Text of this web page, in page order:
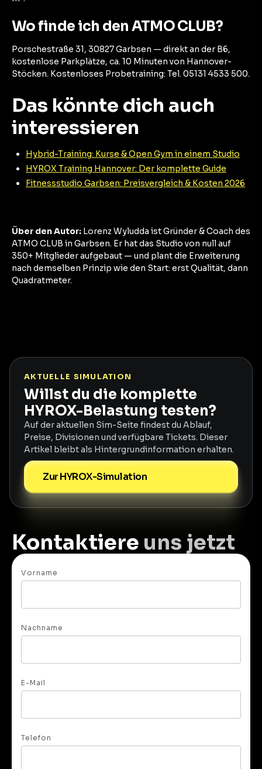
Wo finde ich den ATMO CLUB?
Porschestraße 31, 30827 Garbsen — direkt an der B6,
kostenlose Parkplätze, ca. 10 Minuten von Hannover-
Stöcken. Kostenloses Probetraining: Tel. 05131 4533 500.
Das könnte dich auch
interessieren
Hybrid-Training: Kurse & Open Gym in einem Studio
HYROX Training Hannover: Der komplette Guide
Fitnessstudio Garbsen: Preisvergleich & Kosten 2026
Über den Autor: Lorenz Wyludda ist Gründer & Coach des
ATMO CLUB in Garbsen. Er hat das Studio von null auf
350+ Mitglieder aufgebaut — und plant die Erweiterung
nach demselben Prinzip wie den Start: erst Qualität, dann
Quadratmeter.
AKTUELLE SIMULATION
Willst du die komplette
HYROX-Belastung testen?
Auf der aktuellen Sim-Seite findest du Ablauf,
Preise, Divisionen und verfügbare Tickets. Dieser
Artikel bleibt als Hintergrundinformation erhalten.
Zur HYROX-Simulation
Kontaktiere uns jetzt
Vorname
Nachname
E-Mail
Telefon